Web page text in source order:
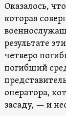
Оказалось,
которая
результате
четверо
погибший
оператора,
засаду, — и